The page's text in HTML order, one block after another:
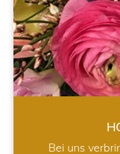
Bei uns